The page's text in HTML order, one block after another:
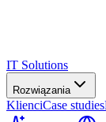
IT Solutions
Rozwiązania
KlienciCase studies